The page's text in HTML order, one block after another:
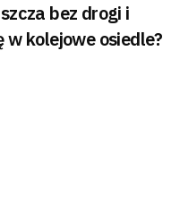
bez drogi i
w kolejowe osiedle?